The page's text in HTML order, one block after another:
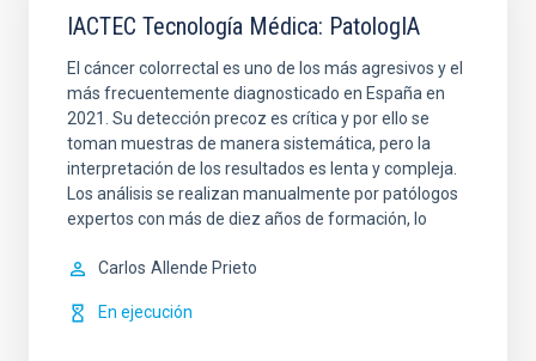
IACTEC Tecnología Médica: PatologIA
El cáncer colorrectal es uno de los más agresivos y el
más frecuentemente diagnosticado en España en
2021. Su detección precoz es crítica y por ello se
toman muestras de manera sistemática, pero la
interpretación de los resultados es lenta y compleja.
Los análisis se realizan manualmente por patólogos
expertos con más de diez años de formación, lo
Carlos Allende Prieto
En ejecución